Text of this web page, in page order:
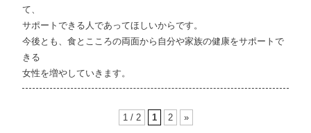
て、
サポートできる人であってほしいからです。
今後とも、食とこころの両面から自分や家族の健康をサポートで
きる
女性を増やしていきます。
1 / 2 1 2 »